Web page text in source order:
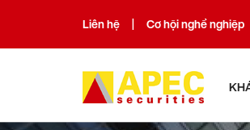
Liên hệ | Cơ hội nghề nghiệp